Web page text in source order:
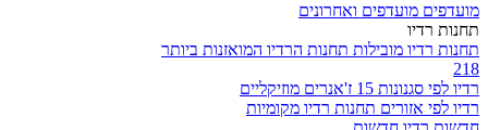
מועדפים מועדפים ואחרונים
תחנות רדיו
תחנות רדיו מובילות תחנות הרדיו המואזנות ביותר
218
רדיו לפי סגנונות 15 ז'אנרים מוזיקליים
רדיו לפי אזורים תחנות רדיו מקומיות